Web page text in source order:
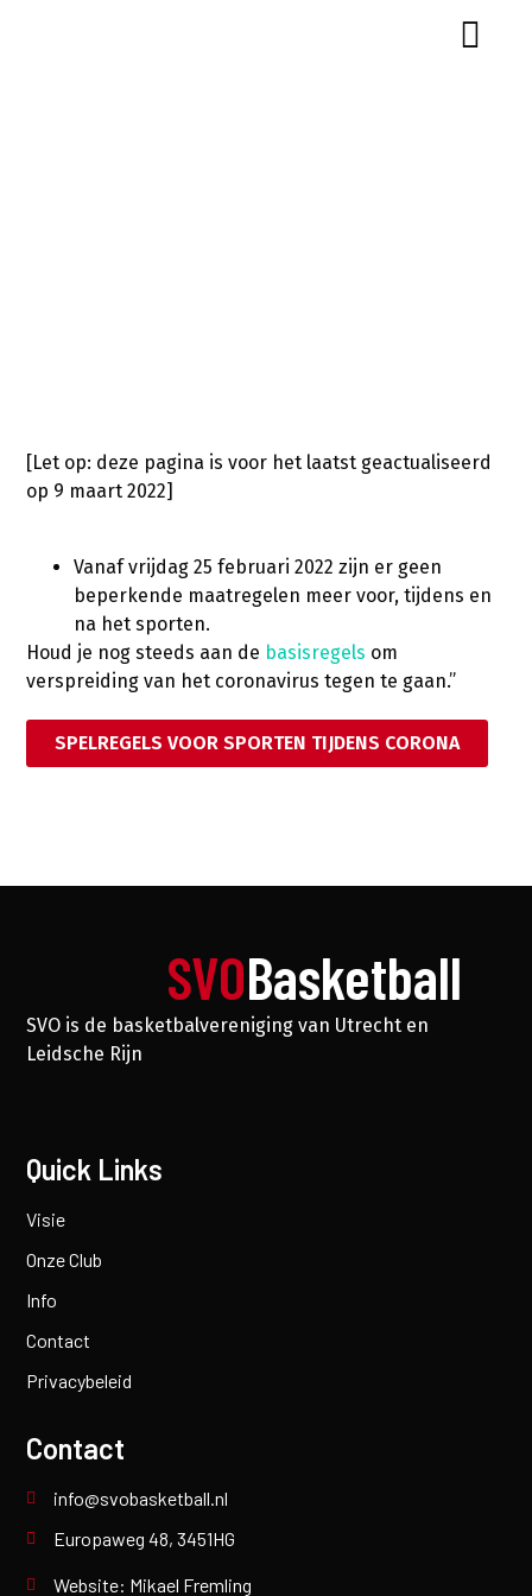
[Let op: deze pagina is voor het laatst geactualiseerd
op 9 maart 2022]
Vanaf vrijdag 25 februari 2022 zijn er geen
beperkende maatregelen meer voor, tijdens en
na het sporten.
Houd je nog steeds aan de basisregels om
verspreiding van het coronavirus tegen te gaan.”
SPELREGELS VOOR SPORTEN TIJDENS CORONA
SVOBasketball
SVO is de basketbalvereniging van Utrecht en
Leidsche Rijn
Quick Links
Visie
Onze Club
Info
Contact
Privacybeleid
Contact
info@svobasketball.nl
Europaweg 48, 3451HG
Website: Mikael Fremling